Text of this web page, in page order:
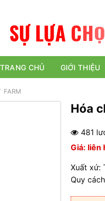
SỰ LỰA CHỌ
TRANG CHỦ GIỚI THIỆU
FARM
Hóa
481
Giá: liên
Xuất xứ:
Quy